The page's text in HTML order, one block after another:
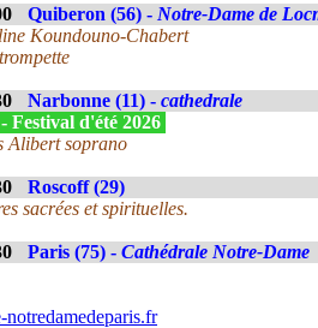
Quiberon (56) - Notre-Dame de
Koundouno-Chabert
Narbonne (11) - cathedrale
Festival d'été 2026
Alibert soprano
Roscoff (29)
sacrées et spirituelles.
Paris (75) - Cathédrale Notre-Dame
notredamedeparis.fr